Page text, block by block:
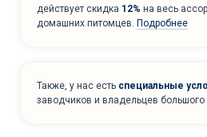
действует скидка 12% на весь
домашних питомцев. Подробнее
Также, у нас есть специальные
заводчиков и владельцев